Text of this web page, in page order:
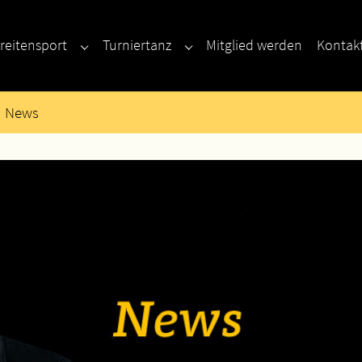
for "Neu hier?"Submenu for "Breitensport"
Turniertanz Submenu for "Turniertanz"
Mitglied werden
News